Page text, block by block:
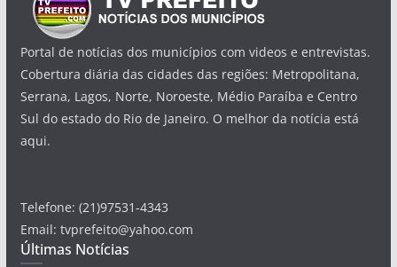
Portal de notícias dos municípios com videos e entrevistas.
Cobertura diária das cidades das regiões: Metropolitana,
Serrana, Lagos, Norte, Noroeste, Médio Paraíba e Centro
Sul do estado do Rio de Janeiro. O melhor da notícia está
aqui.
Telefone: (21)97531-4343
Email: tvprefeito@yahoo.com
Últimas Notícias